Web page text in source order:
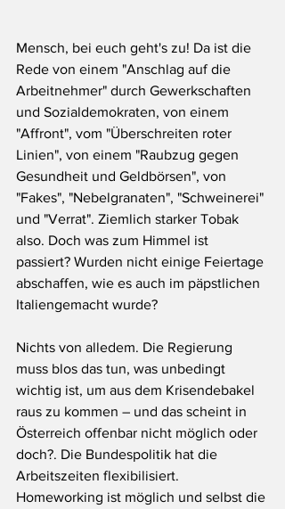
Mensch, bei euch geht's zu! Da ist die
Rede von einem "Anschlag auf die
Arbeitnehmer" durch Gewerkschaften
und Sozialdemokraten, von einem
"Affront", vom "Überschreiten roter
Linien", von einem "Raubzug gegen
Gesundheit und Geldbörsen", von
"Fakes", "Nebelgranaten", "Schweinerei"
und "Verrat". Ziemlich starker Tobak
also. Doch was zum Himmel ist
passiert? Wurden nicht einige Feiertage
abschaffen, wie es auch im päpstlichen
Italiengemacht wurde?
Nichts von alledem. Die Regierung
muss blos das tun, was unbedingt
wichtig ist, um aus dem Krisendebakel
raus zu kommen – und das scheint in
Österreich offenbar nicht möglich oder
doch?. Die Bundespolitik hat die
Arbeitszeiten flexibilisiert.
Homeworking ist möglich und selbst die